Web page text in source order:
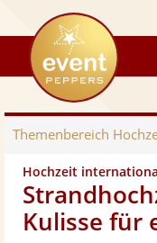
eventpeppers
Themenbereich
Hochzeit
Kulisse für